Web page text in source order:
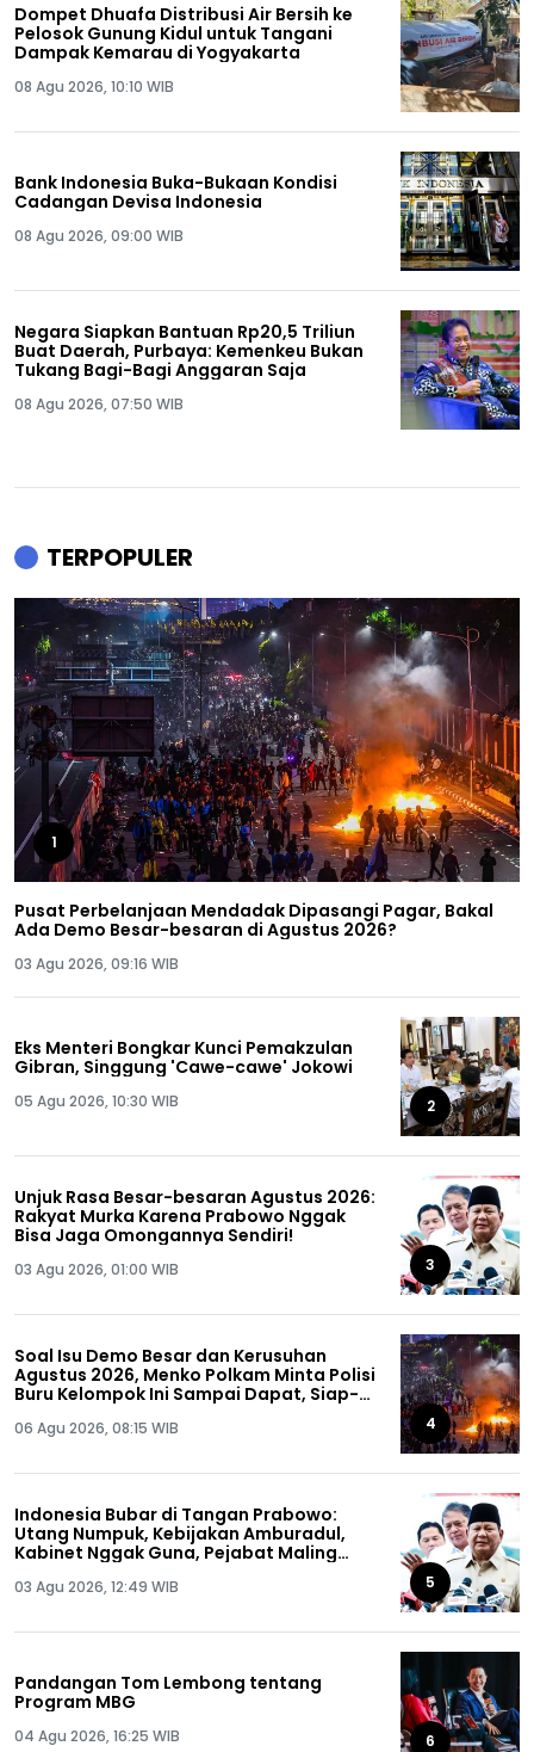
Dompet Dhuafa Distribusi Air Bersih ke
Pelosok Gunung Kidul untuk Tangani
Dampak Kemarau di Yogyakarta
08 Agu 2026, 10:10 WIB
Bank Indonesia Buka-Bukaan Kondisi
Cadangan Devisa Indonesia
08 Agu 2026, 09:00 WIB
Negara Siapkan Bantuan Rp20,5 Triliun
Buat Daerah, Purbaya: Kemenkeu Bukan
Tukang Bagi-Bagi Anggaran Saja
08 Agu 2026, 07:50 WIB
TERPOPULER
1
Pusat Perbelanjaan Mendadak Dipasangi Pagar, Bakal
Ada Demo Besar-besaran di Agustus 2026?
03 Agu 2026, 09:16 WIB
Eks Menteri Bongkar Kunci Pemakzulan
Gibran, Singgung 'Cawe-cawe' Jokowi
05 Agu 2026, 10:30 WIB 2
Unjuk Rasa Besar-besaran Agustus 2026:
Rakyat Murka Karena Prabowo Nggak
Bisa Jaga Omongannya Sendiri!
03 Agu 2026, 01:00 WIB 3
Soal Isu Demo Besar dan Kerusuhan
Agustus 2026, Menko Polkam Minta Polisi
Buru Kelompok Ini Sampai Dapat, Siap-
06 Agu 2026, 08:15 WIB 4
Indonesia Bubar di Tangan Prabowo:
Utang Numpuk, Kebijakan Amburadul,
Kabinet Nggak Guna, Pejabat Maling
03 Agu 2026, 12:49 WIB 5
Pandangan Tom Lembong tentang
Program MBG
04 Agu 2026, 16:25 WIB 6